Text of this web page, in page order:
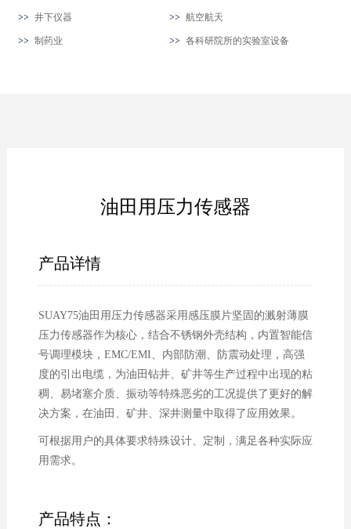
井下仪器 航空航天
制药业 各科研院所的实验室设备
油田用压力传感器
产品详情
SUAY75油田用压力传感器采用感压膜片坚固的溅射薄膜
压力传感器作为核心，结合不锈钢外壳结构，内置智能信
号调理模块，EMC/EMI、内部防潮、防震动处理，高强
度的引出电缆，为油田钻井、矿井等生产过程中出现的粘
稠、易堵塞介质、振动等特殊恶劣的工况提供了更好的解
决方案，在油田、矿井、深井测量中取得了应用效果。
可根据用户的具体要求特殊设计、定制，满足各种实际应
用需求。
产品特点：